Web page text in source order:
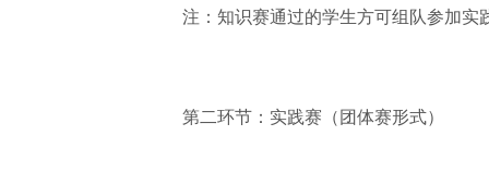
注：知识赛通过的学生方可组队参加实
第二环节：实践赛（团体赛形式）